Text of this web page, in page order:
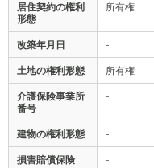
居住契約の権利
形態
所有権
改築年月日 -
土地の権利形態 所有権
介護保険事業所
番号
-
建物の権利形態 -
損害賠償保険 -